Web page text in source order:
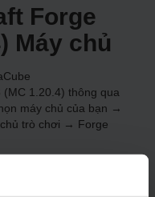
Forge
Máy chủ
1.20.4) thông qua
máy chủ của bạn →
trò chơi → Forge